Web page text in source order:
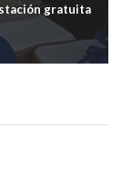
gratuita